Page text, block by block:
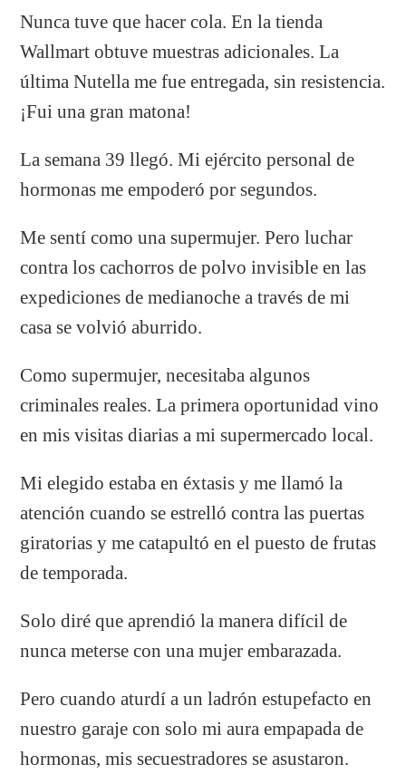
Nunca tuve que hacer cola. En la tienda
Wallmart obtuve muestras adicionales. La
última Nutella me fue entregada, sin resistencia.
¡Fui una gran matona!
La semana 39 llegó. Mi ejército personal de
hormonas me empoderó por segundos.
Me sentí como una supermujer. Pero luchar
contra los cachorros de polvo invisible en las
expediciones de medianoche a través de mi
casa se volvió aburrido.
Como supermujer, necesitaba algunos
criminales reales. La primera oportunidad vino
en mis visitas diarias a mi supermercado local.
Mi elegido estaba en éxtasis y me llamó la
atención cuando se estrelló contra las puertas
giratorias y me catapultó en el puesto de frutas
de temporada.
Solo diré que aprendió la manera difícil de
nunca meterse con una mujer embarazada.
Pero cuando aturdí a un ladrón estupefacto en
nuestro garaje con solo mi aura empapada de
hormonas, mis secuestradores se asustaron.